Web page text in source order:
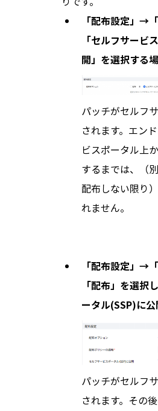
「配布設定」→
「セルフサービ
開」を選択する
パッチがセルフ
されます。エン
ビスポータル上
するまでは、（
配布しない限り
れません。
「配布設定」→
「配布」を選択
ータル(SSP)に
パッチがセルフ
されます。その